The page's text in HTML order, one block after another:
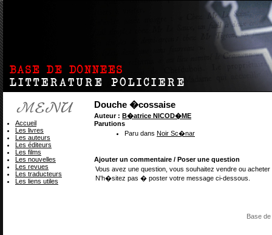
Douche �cossaise
Auteur : B�atrice NICOD�ME
Parutions
Paru dans Noir Sc�nar
Ajouter un commentaire / Poser une question
Vous avez une question, vous souhaitez vendre ou
N'h�sitez pas � poster votre message ci-dessous.
Accueil
Les livres
Les auteurs
Les éditeurs
Les films
Les nouvelles
Les revues
Les traducteurs
Les liens utiles
Base